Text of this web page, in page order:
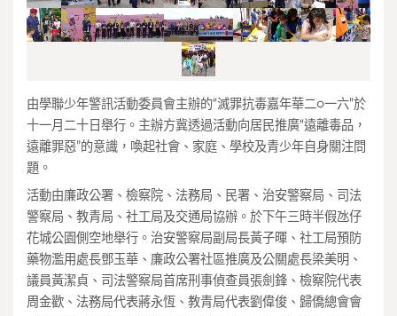
由學聯少年警訊活動委員會主辦的“滅罪抗毒嘉年華二○一六”於
十一月二十日舉行。主辦方冀透過活動向居民推廣“遠離毒品，
遠離罪惡”的意識，喚起社會、家庭、學校及青少年自身關注問
題。
活動由廉政公署、檢察院、法務局、民署、治安警察局、司法
警察局、教青局、社工局及交通局協辦。於下午三時半假氹仔
花城公園側空地舉行。治安警察局副局長黃子暉、社工局預防
藥物濫用處長鄧玉華、廉政公署社區推廣及公關處長梁美明、
議員黃潔貞、司法警察局首席刑事偵查員張劍鋒、檢察院代表
周金歡、法務局代表蔣永恆、教青局代表劉偉俊、歸僑總會會